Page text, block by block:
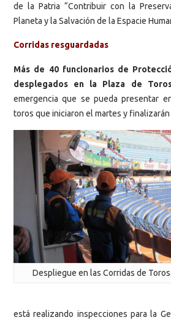
de la Patria “Contribuir con la
Planeta y la Salvación de la Espacie
Corridas resguardadas
Más de 40 funcionarios de
desplegados en la Plaza de
emergencia que se pueda presentar
toros que iniciaron el martes y
Despliegue en las Corridas de Toros.
está realizando inspecciones para la